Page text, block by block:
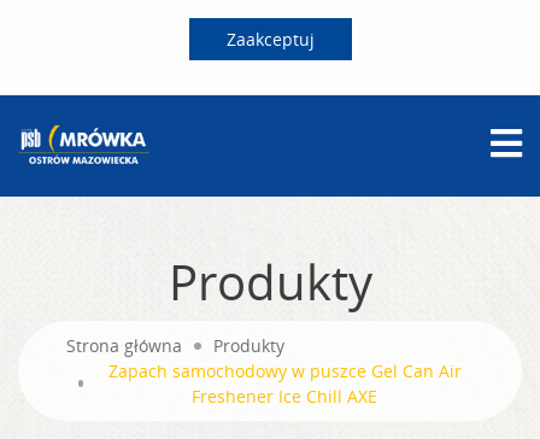
Zaakceptuj
Produkty
Strona główna
Produkty
Zapach samochodowy w puszce Gel Can Air
Freshener Ice Chill AXE